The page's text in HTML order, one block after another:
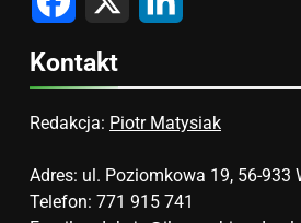
Kontakt
Redakcja: Piotr Matysiak
Adres: ul. Poziomkowa 19, 56-933
Telefon: 771 915 741